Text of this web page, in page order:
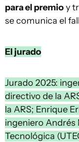
para el premioy
se comunica el
El jurado
Jurado 2025:
directivo de la
la ARS; Enrique
ingeniero Andrés
Tecnológica